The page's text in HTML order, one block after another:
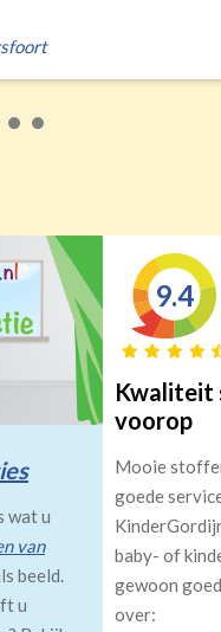
wat u
van
beeld.
u
9.4
Kwaliteit
voorop
Mooie
goede
baby- of
gewoon
over: